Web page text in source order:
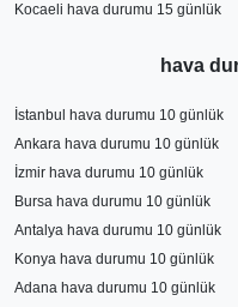
Kocaeli hava durumu 15 günlük
hava
İstanbul hava durumu 10 günlük
Ankara hava durumu 10 günlük
İzmir hava durumu 10 günlük
Bursa hava durumu 10 günlük
Antalya hava durumu 10 günlük
Konya hava durumu 10 günlük
Adana hava durumu 10 günlük